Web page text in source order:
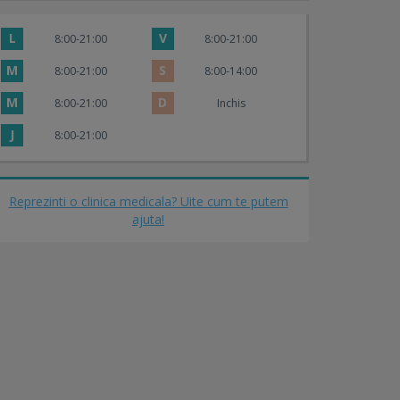
L 8:00-21:00 V 8:00-21:00
M 8:00-21:00 S 8:00-14:00
M 8:00-21:00 D Inchis
J 8:00-21:00
Reprezinti o clinica medicala? Uite cum te putem
ajuta!